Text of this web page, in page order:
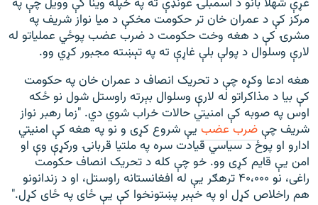
مرکز کې د عمران خان تر حکومت مخکې د میا نواز شریف په
مشرۍ کې د هغه وخت حکومت د ضرب عضب پوځي عملیاتو له
لارې وسلوال د پولې بلې غاړې ته په تېښته مجبور کړي وو.
هغه ادعا وکړه چې د تحريک انصاف د عمران خان په حکومت
کې بیا د مذاکراتو له لارې وسلوال بېرته راوستل شول نو ځکه
اوس په صوبه کې امنیتي حالات خراب شوي دي. "زما رهبر نواز
شریف چېضرب عضب یې شروع کړی و نو په هغه کې امنیتي
ادارو او پوځ د سیاسي قیادت سره په ملتیا قربانۍ ورکړې وې او
امن یې قایم کړی وو. خو چې کله د تحریک انصاف حکومت
راغی، نو ۴۰،۰۰۰ ترهګر یې له افغانستانه راوستل، او د زندانونو
هم راخلاص کړل او په خېبر پښتونخوا کې یې ځای په ځای کړل."